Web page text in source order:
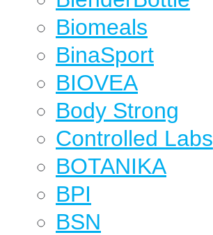
Biomeals
BinaSport
BIOVEA
Body Strong
Controlled Labs
BOTANIKA
BPI
BSN